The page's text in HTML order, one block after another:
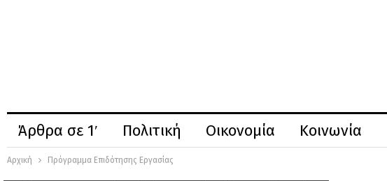
Άρθρα σε 1′ Πολιτική Οικονομία Κοινωνία
Αρχική Πρόγραμμα Επιδότησης Εργασίας